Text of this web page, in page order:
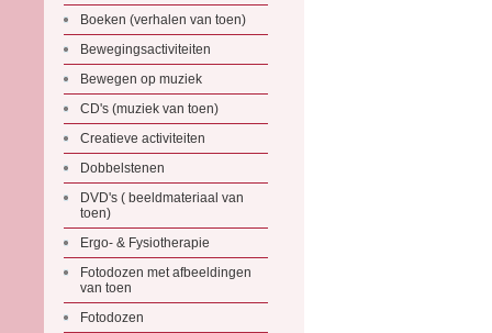
Boeken (verhalen van toen)
Bewegingsactiviteiten
Bewegen op muziek
CD's (muziek van toen)
Creatieve activiteiten
Dobbelstenen
DVD's ( beeldmateriaal van
toen)
Ergo- & Fysiotherapie
Fotodozen met afbeeldingen
van toen
Fotodozen